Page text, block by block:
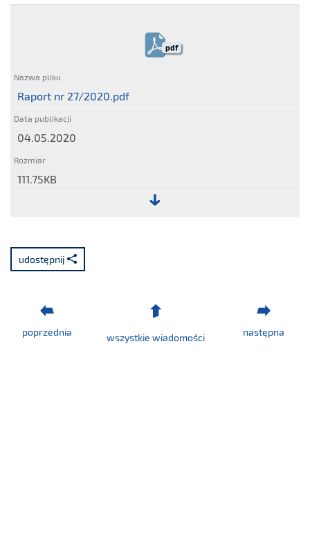
pdf
Raport nr 27/2020.pdf
04.05.2020
111.75KB
27/2020.pdf
udostępnij
poprzednia wszystkie wiadomości następna